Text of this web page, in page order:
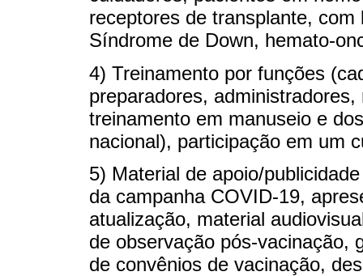
receptores de transplante,
Síndrome de Down, hemato-
4) Treinamento por funções
preparadores,
treinamento em manuseio e
nacional), participação em um
5) Material de apoio/
da campanha COVID-19,
atualização, material
de observação pós-vacinação,
de convênios de vacinação,